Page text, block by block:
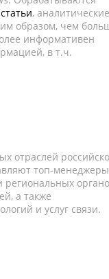
статьи, аналитические
образом, чем
информативен
в т.ч.
отраслей
топ-
а также
и услуг связи.